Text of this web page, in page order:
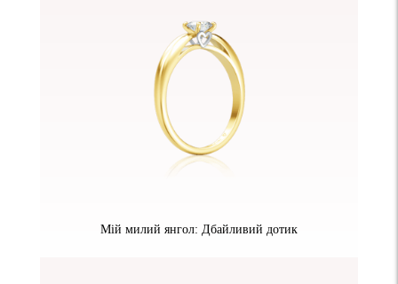
Мій милий янгол: Дбайливий дотик